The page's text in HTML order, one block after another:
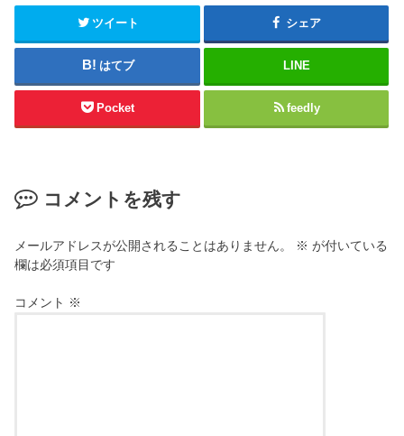
(
い
ン
ド
開
く
だ
さ
い
(
新
し
い
ウ
ィ
ン
ま
す
ツイート シェア
はてブ LINE
Pocket feedly
コメントを残す
メールアドレスが公開されることはありません。 ※ が付いている
欄は必須項目です
コメント ※